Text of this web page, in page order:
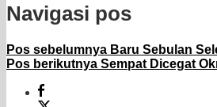
Navigasi pos
Pos sebelumnya Baru Sebulan
Pos berikutnya Sempat Dicegat